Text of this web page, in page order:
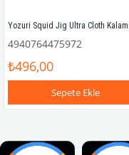
4940764475972
₺496,00
Sepete Ekle